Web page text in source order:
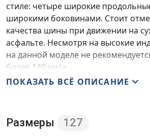
стиле: четыре широкие
широкими боковинами. Стоит
качества шины при движении на
асфальте. Несмотря на высокие
на данной моделе не
более 140 км/ч.
очень доступная цена по
аналогами;
ПОКАЗАТЬ ВСЁ ОПИСАНИЕ
Размеры 127